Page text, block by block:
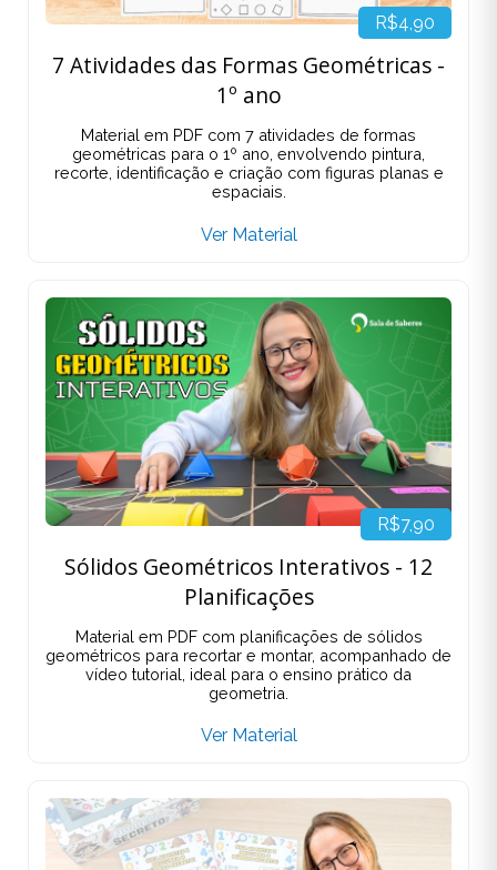
R$4,90
7 Atividades das Formas Geométricas -
1º ano
Material em PDF com 7 atividades de formas
geométricas para o 1º ano, envolvendo pintura,
recorte, identificação e criação com figuras planas e
espaciais.
Ver Material
R$7,90
Sólidos Geométricos Interativos - 12
Planificações
Material em PDF com planificações de sólidos
geométricos para recortar e montar, acompanhado de
vídeo tutorial, ideal para o ensino prático da
geometria.
Ver Material